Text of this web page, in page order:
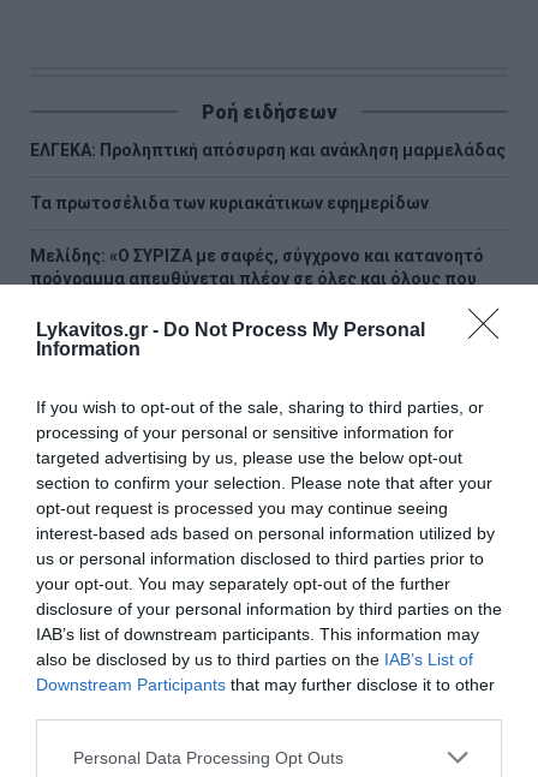
Lykavitos.gr - Do Not Process My Personal
Information
If you wish to opt-out of the sale, sharing to third parties, or
processing of your personal or sensitive information for
targeted advertising by us, please use the below opt-out
section to confirm your selection. Please note that after your
opt-out request is processed you may continue seeing
interest-based ads based on personal information utilized by
us or personal information disclosed to third parties prior to
your opt-out. You may separately opt-out of the further
disclosure of your personal information by third parties on the
IAB’s list of downstream participants. This information may
also be disclosed by us to third parties on the IAB’s List of
Downstream Participants that may further disclose it to other
Please note that this website/app uses one or more Google
Personal Data Processing Opt Outs
Ροή ειδήσεων
ΕΛΓΕΚΑ: Προληπτική απόσυρση και ανάκληση μαρμελάδας
Τα πρωτοσέλιδα των κυριακάτικων εφημερίδων
Μελίδης: «Ο ΣΥΡΙΖΑ με σαφές, σύγχρονο και κατανοητό
πρόγραμμα απευθύνεται πλέον σε όλες και όλους που
Βανς: «Η Συμφωνία για το Ορμούζ θα μπορούσε να
επίπεδα»
Νάξος: Καλύτερη η εικόνα της φωτιάς στη Μικρή Βίγλα
Τραγωδία στην Πάρο: Πνίγηκε 4χρονος σε πισίνα beach
bar - Προσήχθησαν ιδιοκτήτης και γονείς
Ο τυφώνας «Dolphin» σαρώνει την Ιαπωνία - Πάνω από
50.000 κτίρια χωρίς ρεύμα (Videos)
Νέα αποχώρηση από το κόμμα της Μαρίας Καρυστιανού –
Τι καταγγέλλει ο Νίκος Μπρουτζάκης
επιχείρηση διάσωσης δια θαλάσσης